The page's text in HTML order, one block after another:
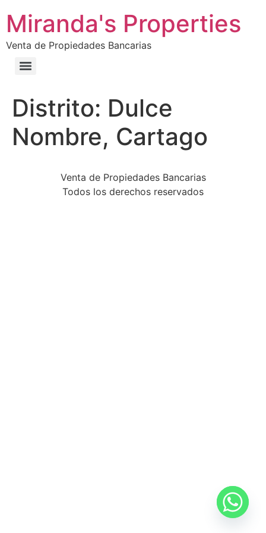
Miranda's Properties
Venta de Propiedades Bancarias
Distrito: Dulce
Nombre, Cartago
Venta de Propiedades Bancarias
Todos los derechos reservados